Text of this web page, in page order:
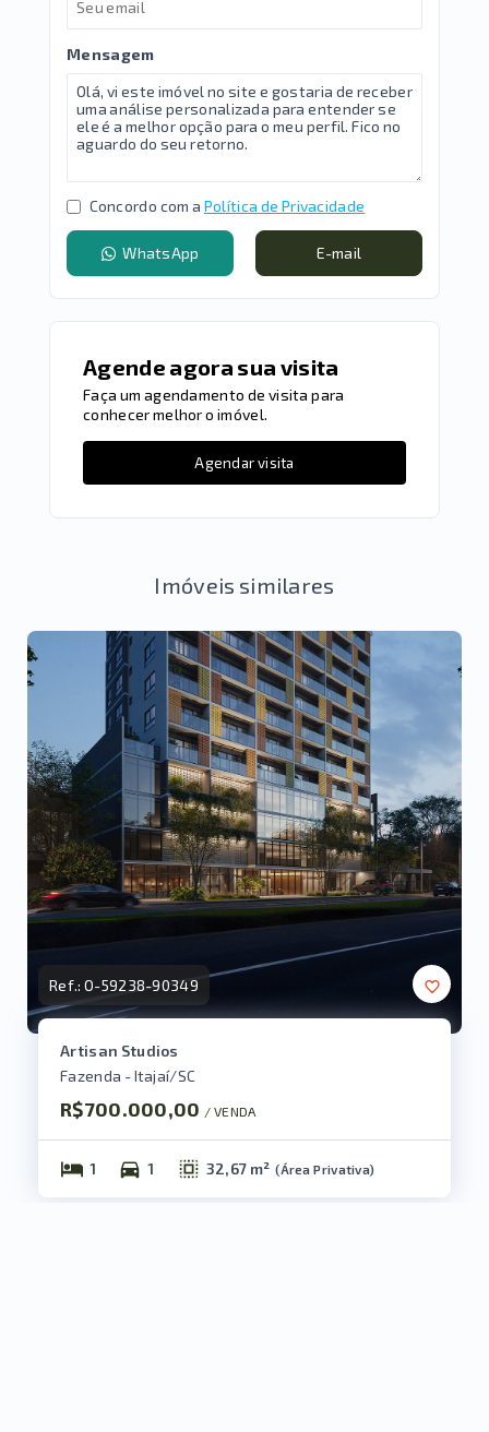
Mensagem
Concordo com a Política de Privacidade
WhatsApp E-mail
Agende agora sua visita
Faça um agendamento de visita para
conhecer melhor o imóvel.
Agendar visita
Imóveis similares
Ref.:O-59238-90349
Artisan Studios
Fazenda - Itajaí/SC
R$700.000,00 / VENDA
1 1 32,67 m² (Área Privativa)